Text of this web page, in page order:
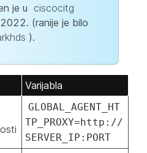
je u ciscocitg
(ranije je bilo
).
Varijabla
GLOBAL_AGENT_HT
TP_PROXY=http://
SERVER_IP:PORT